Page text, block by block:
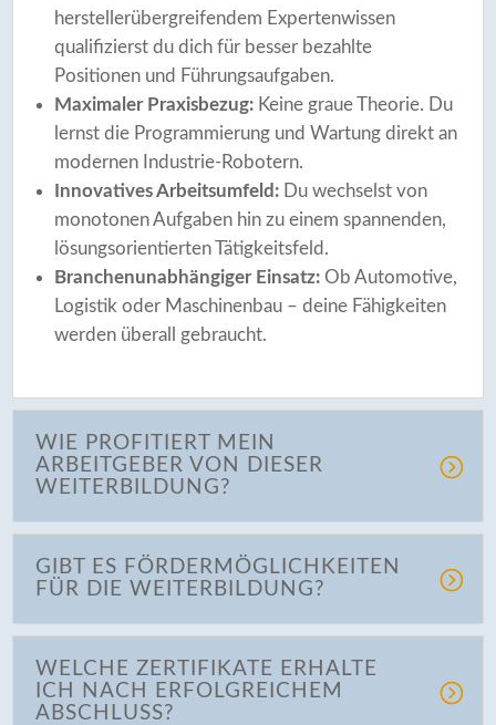
herstellerübergreifendem Expertenwissen
qualifizierst du dich für besser bezahlte
Positionen und Führungsaufgaben.
Maximaler Praxisbezug: Keine graue Theorie. Du
lernst die Programmierung und Wartung direkt an
modernen Industrie-Robotern.
Innovatives Arbeitsumfeld: Du wechselst von
monotonen Aufgaben hin zu einem spannenden,
lösungsorientierten Tätigkeitsfeld.
Branchenunabhängiger Einsatz: Ob Automotive,
Logistik oder Maschinenbau – deine Fähigkeiten
werden überall gebraucht.
WIE PROFITIERT MEIN
ARBEITGEBER VON DIESER
WEITERBILDUNG?
GIBT ES FÖRDERMÖGLICHKEITEN
FÜR DIE WEITERBILDUNG?
WELCHE ZERTIFIKATE ERHALTE
ICH NACH ERFOLGREICHEM
ABSCHLUSS?